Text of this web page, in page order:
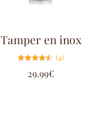
Tamper en inox
4.50
sur 5
(4)
29.99€